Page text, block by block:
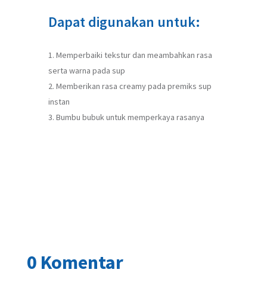
Dapat digunakan untuk:
Memperbaiki tekstur dan meambahkan rasa
serta warna pada sup
Memberikan rasa creamy pada premiks sup
instan
Bumbu bubuk untuk memperkaya rasanya
0 Komentar